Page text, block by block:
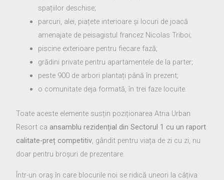
spațiilor deschise;
parcuri, alei, piațete interioare și locuri de joacă
amenajate de peisagistul francez Nicolas Triboi;
piscine exterioare pentru fiecare fază;
grădini private pentru apartamentele de la parter;
peste 900 de arbori plantați până în prezent;
o comunitate deja formată, în trei faze locuite.
Toate aceste elemente susțin poziționarea Atria Urban
Resort ca ansamblu rezidențial din Sectorul 1 cu un raport
calitate-preț competitiv, gândit pentru viața de zi cu zi, nu
doar pentru broșuri de prezentare.
Într-un oraș în care blocurile noi se ridică uneori la câțiva